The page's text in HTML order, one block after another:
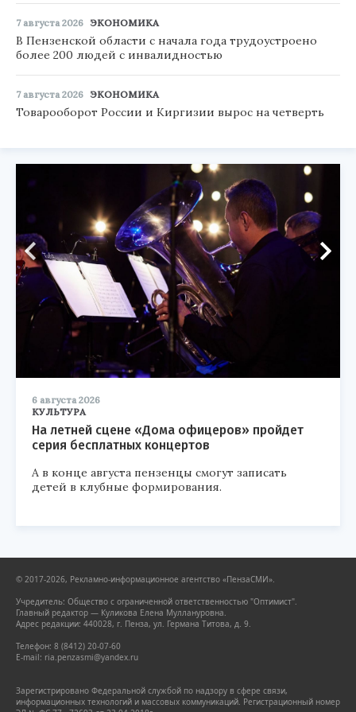
7 августа 2026 ЭКОНОМИКА
В Пензенской области с начала года трудоустроено
более 200 людей с инвалидностью
7 августа 2026 ЭКОНОМИКА
Товарооборот России и Киргизии вырос на четверть
6 августа 2026
КУЛЬТУРА
На летней сцене «Дома офицеров» пройдет
серия бесплатных концертов
А в конце августа пензенцы смогут записать
детей в клубные формирования.
© 2017-2026, Рекламно-информационное агентство «ПензаСМИ».
Учредитель: Общество с ограниченной ответственностью "Оптимист".
Главный редактор — Куликова Елена Муллануровна.
Адрес редакции: 440028, г. Пенза, ул. Германа Титова, д. 9.
Телефон: 8 (8412) 20-07-60
E-mail: ria.penzasmi@yandex.ru
Зарегистрировано Федеральной службой по надзору в сфере связи,
информационных технологий и массовых коммуникаций. Регистрационный номер